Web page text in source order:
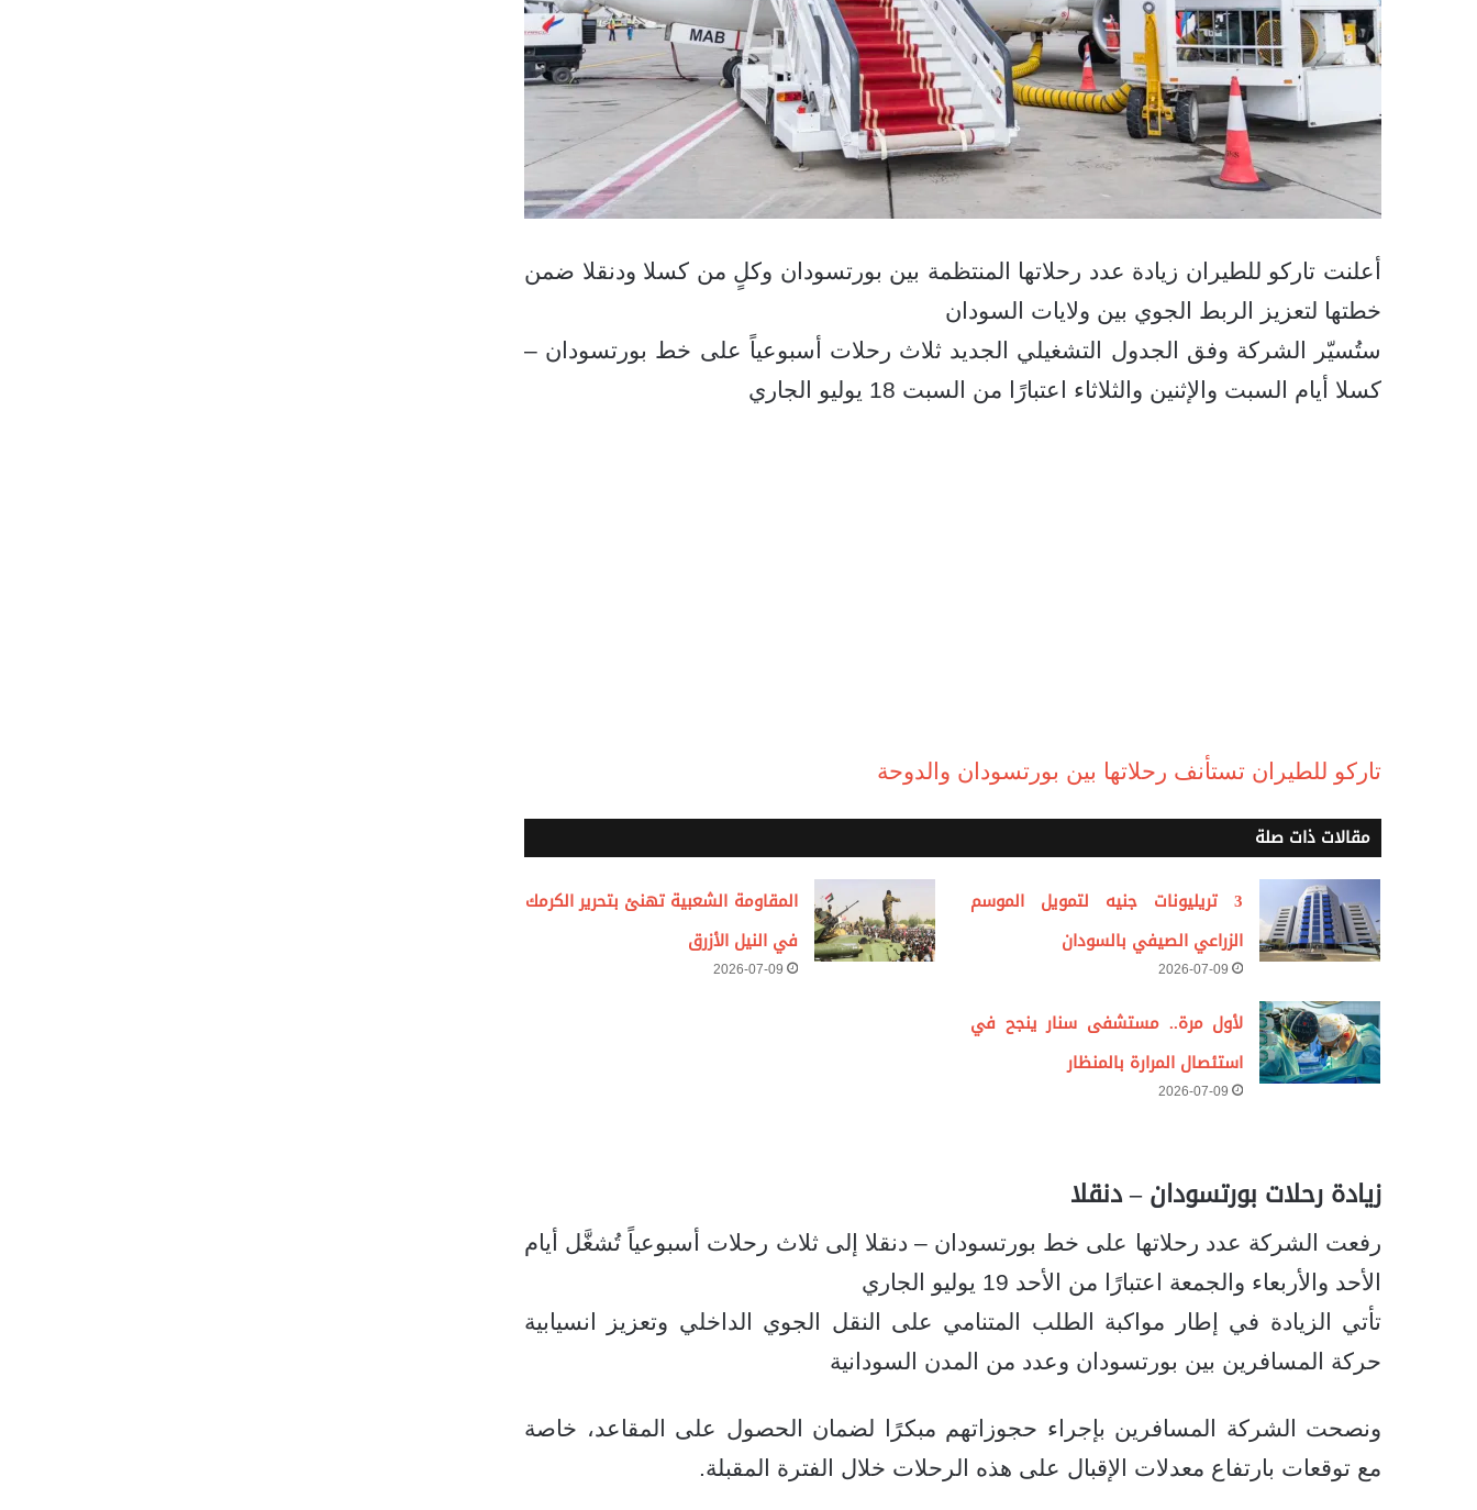
أعلنت تاركو للطيران زيادة عدد رحلاتها المنتظمة بين بورتسودان وكلٍ من كسلا ودنقلا ضمن
خطتها لتعزيز الربط الجوي بين ولايات السودان
ستُسيّر الشركة وفق الجدول التشغيلي الجديد ثلاث رحلات أسبوعياً على خط بورتسودان –
كسلا أيام السبت والإثنين والثلاثاء اعتبارًا من السبت 18 يوليو الجاري
تاركو للطيران تستأنف رحلاتها بين بورتسودان والدوحة
مقالات ذات صلة
3 تريليونات جنيه لتمويل الموسم
الزراعي الصيفي بالسودان
2026-07-09
المقاومة الشعبية تهنئ بتحرير الكرمك
في النيل الأزرق
2026-07-09
لأول مرة.. مستشفى سنار ينجح في
استئصال المرارة بالمنظار
2026-07-09
زيادة رحلات بورتسودان – دنقلا
رفعت الشركة عدد رحلاتها على خط بورتسودان – دنقلا إلى ثلاث رحلات أسبوعياً تُشغَّل أيام
الأحد والأربعاء والجمعة اعتبارًا من الأحد 19 يوليو الجاري
تأتي الزيادة في إطار مواكبة الطلب المتنامي على النقل الجوي الداخلي وتعزيز انسيابية
حركة المسافرين بين بورتسودان وعدد من المدن السودانية
ونصحت الشركة المسافرين بإجراء حجوزاتهم مبكرًا لضمان الحصول على المقاعد، خاصة
مع توقعات بارتفاع معدلات الإقبال على هذه الرحلات خلال الفترة المقبلة.